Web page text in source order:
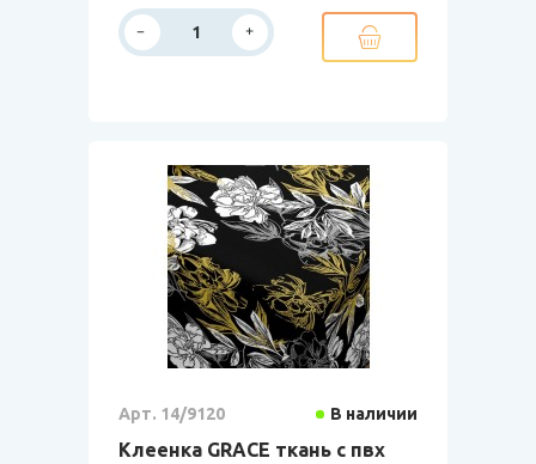
Арт. 14/9120 В наличии
Клеенка GRACE ткань с пвх